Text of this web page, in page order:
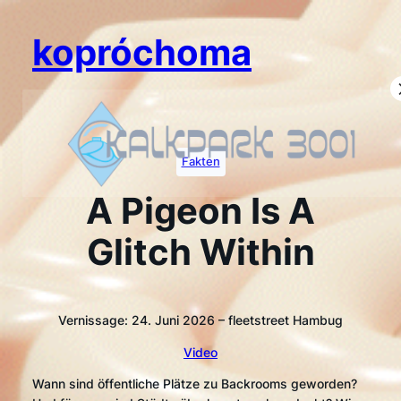
springenkopróchoma
Fakten
A Pigeon Is A
Glitch Within
Vernissage: 24. Juni 2026 – fleetstreet Hambug
Video
Wann sind öffentliche Plätze zu Backrooms geworden?